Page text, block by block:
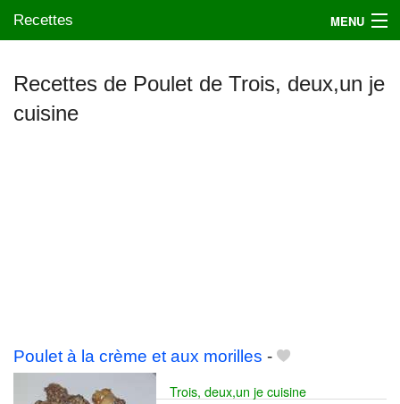
Recettes MENU
Mes blogs préférés
Recettes de Poulet de Trois, deux,un je
cuisine
Poulet à la crème et aux morilles -
Trois, deux,un je cuisine